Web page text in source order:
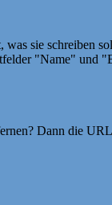
sie schreiben
"Name" und
Dann die